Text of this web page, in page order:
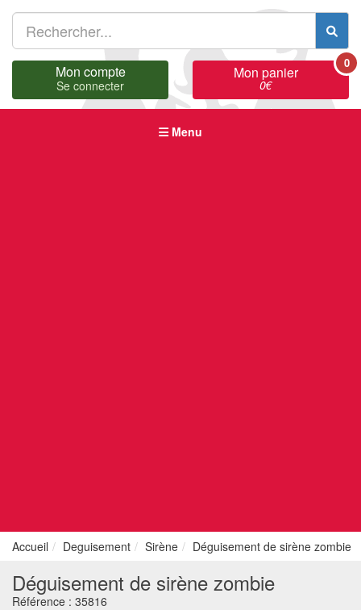
Mon compte
Se connecter
Mon panier
0€
0
Menu
Accueil Deguisement Sirène Déguisement de sirène zombie
Déguisement de sirène zombie
Référence : 35816